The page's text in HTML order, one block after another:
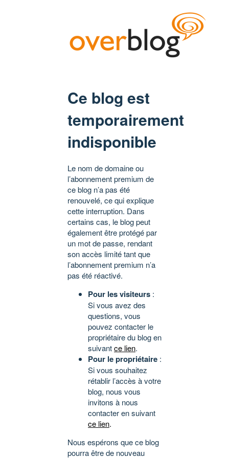
Ce blog est
temporairement
indisponible
Le nom de domaine ou
l’abonnement premium de
ce blog n’a pas été
renouvelé, ce qui explique
cette interruption. Dans
certains cas, le blog peut
également être protégé par
un mot de passe, rendant
son accès limité tant que
l’abonnement premium n’a
pas été réactivé.
Pour les visiteurs :
Si vous avez des
questions, vous
pouvez contacter le
propriétaire du blog en
suivantce lien.
Pour le propriétaire :
Si vous souhaitez
rétablir l’accès à votre
blog, nous vous
invitons à nous
contacter en suivant
ce lien.
Nous espérons que ce blog
pourra être de nouveau